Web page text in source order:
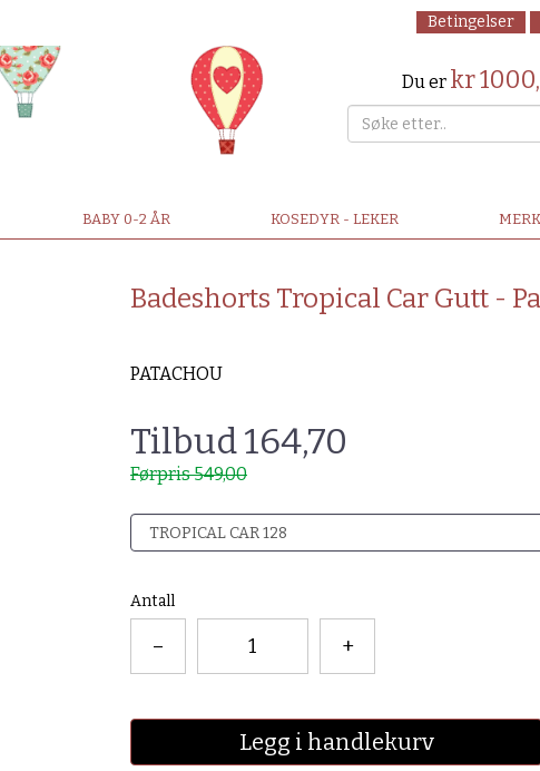
Betingelser
Du er kr
BABY 0-2 ÅR KOSEDYR - LEKER
Badeshorts Tropical Car Gutt -
PATACHOU
Tilbud 164,70
Førpris 549,00
Antall
– +
Legg i handlekurv